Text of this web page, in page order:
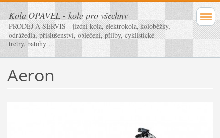
Kola OPAVEL - kola pro všechny
PRODEJ A SERVIS - jízdní kola, elektrokola, koloběžky,
odrážedla, příslušenství, oblečení, přilby, cyklistické
tretry, batohy ...
Aeron